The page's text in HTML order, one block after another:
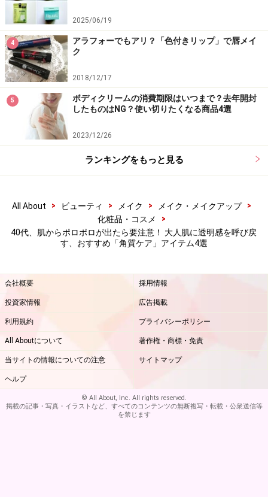
ZOZOCOSME店、Qoo10店)、 @cosme SHOPPING
自分の肌に合ったアイテムから無理なく試してみてくだ
さい。
※記事内容は執筆時点のものです。最新の内容をご確認くださ
い。
※個人の体質、また、誤った方法による実践に起因して肌荒れや
不調を引き起こす場合があります。実践の際には、必ず自身の体
質及び健康状態を十分に考慮し、正しい方法で行ってください。
Amazonで化粧品・コスメをチェック！
2025/06/19
4
アラフォーでもアリ？「色付きリップ」で唇メイ
ク
2018/12/17
5
ボディクリームの消費期限はいつまで？去年開封
したものはNG？使い切りたくなる商品4選
2023/12/26
ランキングをもっと見る
All About > ビューティ > メイク > メイク・メイクアップ
>
化粧品・コスメ
>
40代、肌からポロポロが出たら要注意！ 大人肌に透明感を呼び戻
す、おすすめ「角質ケア」アイテム4選
会社概要 採用情報
投資家情報 広告掲載
利用規約 プライバシーポリシー
All Aboutについて 著作権・商標・免責
当サイトの情報についての注意 サイトマップ
ヘルプ
© All About, Inc. All rights reserved.
掲載の記事・写真・イラストなど、すべてのコンテンツの無断複写・転載・公衆送信等
を禁じます